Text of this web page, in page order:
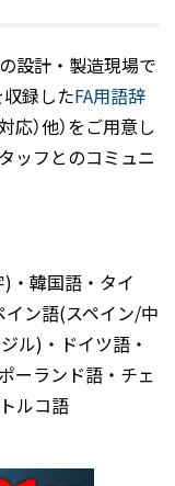
設計・製造現場で
収録したFA用語辞
）他）をご用意し
ッフとのコミュニ
・韓国語・タイ
ン語(スペイン/中
ル)・ドイツ語・
ーランド語・チェ
ルコ語